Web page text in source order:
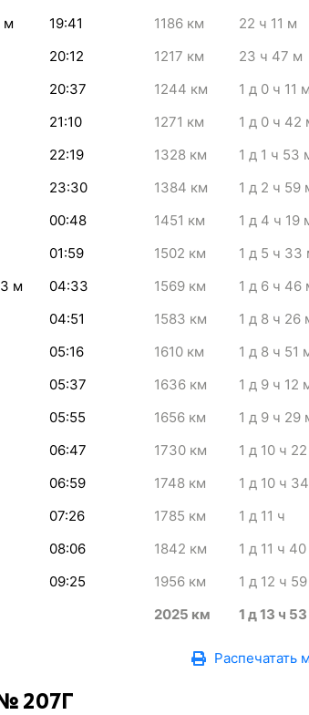
м 19:41 1186 км 22 ч 11 м
20:12 1217 км 23 ч 47 м
20:37 1244 км 1 д 0 ч 11 м
21:10 1271 км 1 д 0 ч 42
22:19 1328 км 1 д 1 ч 53
23:30 1384 км 1 д 2 ч 59
00:48 1451 км 1 д 4 ч 19
01:59 1502 км 1 д 5 ч 33
м 04:33 1569 км 1 д 6 ч 46
04:51 1583 км 1 д 8 ч 26
05:16 1610 км 1 д 8 ч 51
05:37 1636 км 1 д 9 ч 12
05:55 1656 км 1 д 9 ч 29
06:47 1730 км 1 д 10 ч 22
06:59 1748 км 1 д 10 ч 34
07:26 1785 км 1 д 11 ч
08:06 1842 км 1 д 11 ч 40
09:25 1956 км 1 д 12 ч 59
2025 км 1 д 13 ч 53
Распечатать
207Г